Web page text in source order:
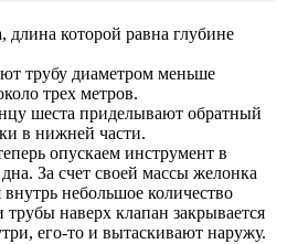
длина которой равна глубине
трубу диаметром меньше
трех метров.
шеста приделывают обратный
в нижней части.
опускаем инструмент в
За счет своей массы желонка
небольшое количество
наверх клапан закрывается
его-то и вытаскивают наружу.